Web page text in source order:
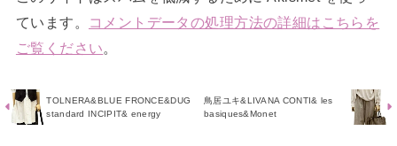
ています。
コメントデータの処理方法の詳細はこちらを
ご覧ください。
TOLNERA&BLUE FRONCE&DUG
standard INCIPIT& energy
鳥居ユキ&LIVANA CONTI& les
basiques&Monet